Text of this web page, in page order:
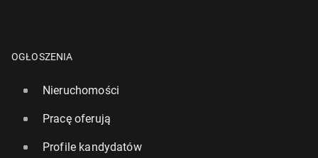
OGŁOSZENIA
Nieruchomości
Pracę oferują
Profile kandydatów